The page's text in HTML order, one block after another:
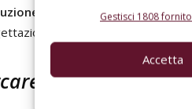
Gestisci 1808
Accetta
permettendo così di
delle opere
soluzioni di